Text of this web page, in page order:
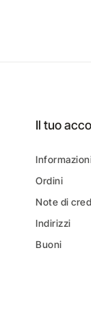
Il tuo
Ordini
Note di
Indirizzi
Buoni